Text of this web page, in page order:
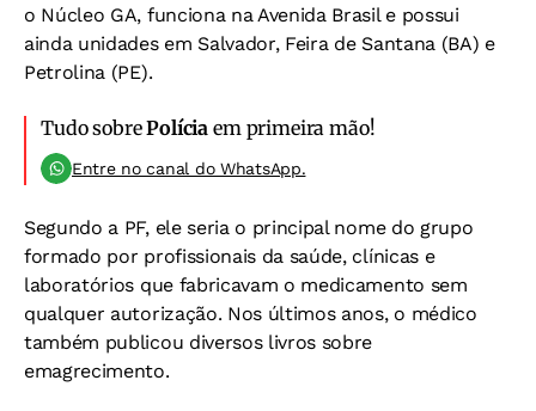
o Núcleo GA, funciona na Avenida Brasil e possui
ainda unidades em Salvador, Feira de Santana (BA) e
Petrolina (PE).
Tudo sobrePolícia em primeira mão!
Entre no canal do WhatsApp.
Segundo a PF, ele seria o principal nome do grupo
formado por profissionais da saúde, clínicas e
laboratórios que fabricavam o medicamento sem
qualquer autorização. Nos últimos anos, o médico
também publicou diversos livros sobre
emagrecimento.